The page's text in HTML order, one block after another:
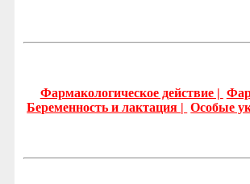
Фармакологическое действие |
Беременность и лактация | Особые